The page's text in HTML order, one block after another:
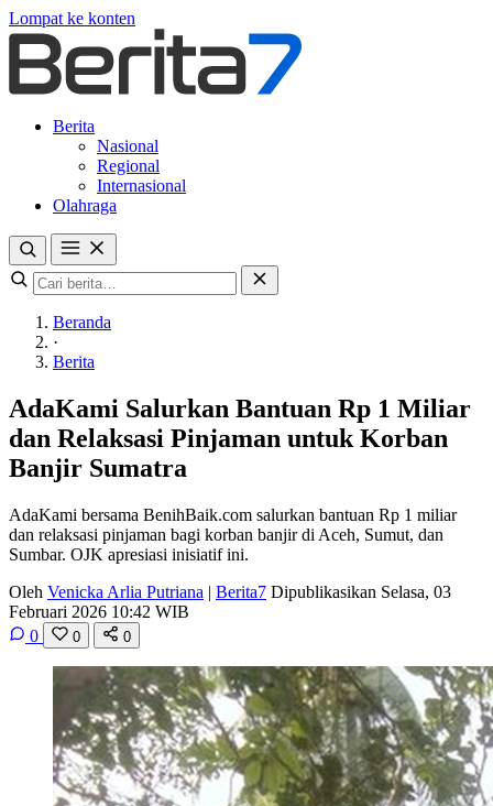
Lompat ke konten
Berita
Nasional
Regional
Internasional
Olahraga
Beranda
·
Berita
AdaKami Salurkan Bantuan Rp 1 Miliar
dan Relaksasi Pinjaman untuk Korban
Banjir Sumatra
AdaKami bersama BenihBaik.com salurkan bantuan Rp 1 miliar
dan relaksasi pinjaman bagi korban banjir di Aceh, Sumut, dan
Sumbar. OJK apresiasi inisiatif ini.
Oleh Venicka Arlia Putriana | Berita7 Dipublikasikan Selasa, 03
Februari 2026 10:42 WIB
0
0 0